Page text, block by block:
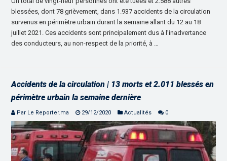
blessées, dont 78 grièvement, dans 1.937 accidents de la circulation
survenus en périmètre urbain durant la semaine allant du 12 au 18
juillet 2021. Ces accidents sont principalement dus à l’inadvertance
des conducteurs, au non-respect de la priorité, à …
Accidents de la circulation | 13 morts et 2.011 blessés en
périmètre urbain la semaine dernière
Par Le Reporter.ma 29/12/2020 Actualités 0